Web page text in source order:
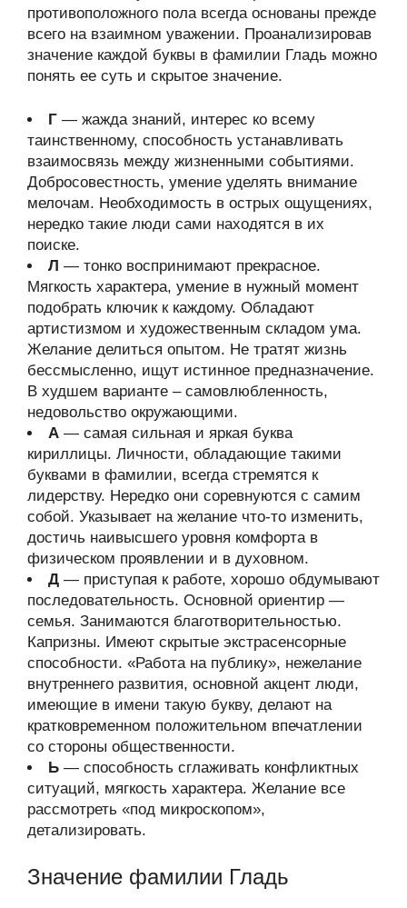
противоположного пола всегда основаны прежде
всего на взаимном уважении. Проанализировав
значение каждой буквы в фамилии Гладь можно
понять ее суть и скрытое значение.
Г — жажда знаний, интерес ко всему
таинственному, способность устанавливать
взаимосвязь между жизненными событиями.
Добросовестность, умение уделять внимание
мелочам. Необходимость в острых ощущениях,
нередко такие люди сами находятся в их
поиске.
Л — тонко воспринимают прекрасное.
Мягкость характера, умение в нужный момент
подобрать ключик к каждому. Обладают
артистизмом и художественным складом ума.
Желание делиться опытом. Не тратят жизнь
бессмысленно, ищут истинное предназначение.
В худшем варианте – самовлюбленность,
недовольство окружающими.
А — самая сильная и яркая буква
кириллицы. Личности, обладающие такими
буквами в фамилии, всегда стремятся к
лидерству. Нередко они соревнуются с самим
собой. Указывает на желание что-то изменить,
достичь наивысшего уровня комфорта в
физическом проявлении и в духовном.
Д — приступая к работе, хорошо обдумывают
последовательность. Основной ориентир —
семья. Занимаются благотворительностью.
Капризны. Имеют скрытые экстрасенсорные
способности. «Работа на публику», нежелание
внутреннего развития, основной акцент люди,
имеющие в имени такую букву, делают на
кратковременном положительном впечатлении
со стороны общественности.
Ь — способность сглаживать конфликтных
ситуаций, мягкость характера. Желание все
рассмотреть «под микроскопом»,
детализировать.
Значение фамилии Гладь